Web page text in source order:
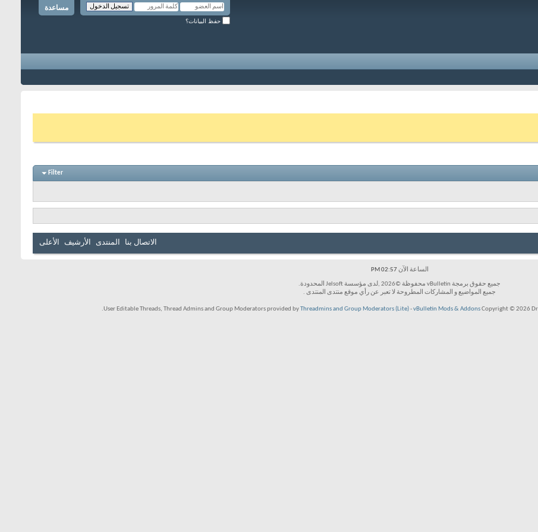
مساعدة
حفظ البيانات؟
Filter
الاتصال بنا المنتدى الأرشيف الأعلى
الساعة الآن02:57 PM
جميع حقوق برمجة vBulletin محفوظة ©2026 ,لدى مؤسسة Jelsoft المحدودة.
جميع المواضيع و المشاركات المطروحة لا تعبر عن رأي موقع منتدى المنتدى .
User Editable Threads, Thread Admins and Group Moderators provided byThreadmins and Group Moderators (Lite)-vBulletin Mods & AddonsCopyright © 2026
.